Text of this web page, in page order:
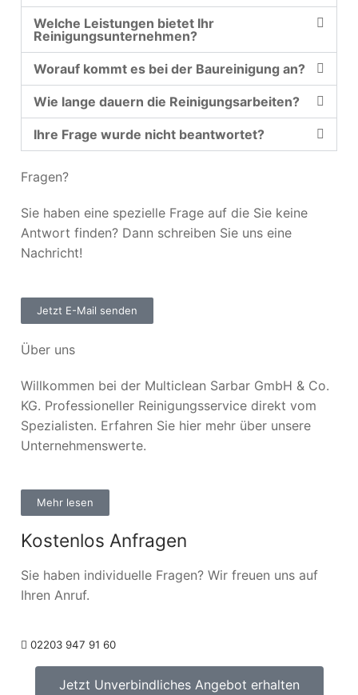
Welche Leistungen bietet Ihr
Reinigungsunternehmen?
Worauf kommt es bei der Baureinigung an?
Wie lange dauern die Reinigungsarbeiten?
Ihre Frage wurde nicht beantwortet?
Fragen?
Sie haben eine spezielle Frage auf die Sie keine
Antwort finden? Dann schreiben Sie uns eine
Nachricht!
Jetzt E-Mail senden
Über uns
Willkommen bei der Multiclean Sarbar GmbH & Co.
KG. Professioneller Reinigungsservice direkt vom
Spezialisten. Erfahren Sie hier mehr über unsere
Unternehmenswerte.
Mehr lesen
Kostenlos Anfragen
Sie haben individuelle Fragen? Wir freuen uns auf
Ihren Anruf.
02203 947 91 60
Jetzt Unverbindliches Angebot erhalten